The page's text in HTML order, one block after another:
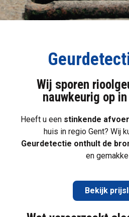
Wij sporen
nauwkeurig op
Heeft u een stinkende
huis in regio Gent? Wij
Geurdetectie onthult de
en
Bekijk